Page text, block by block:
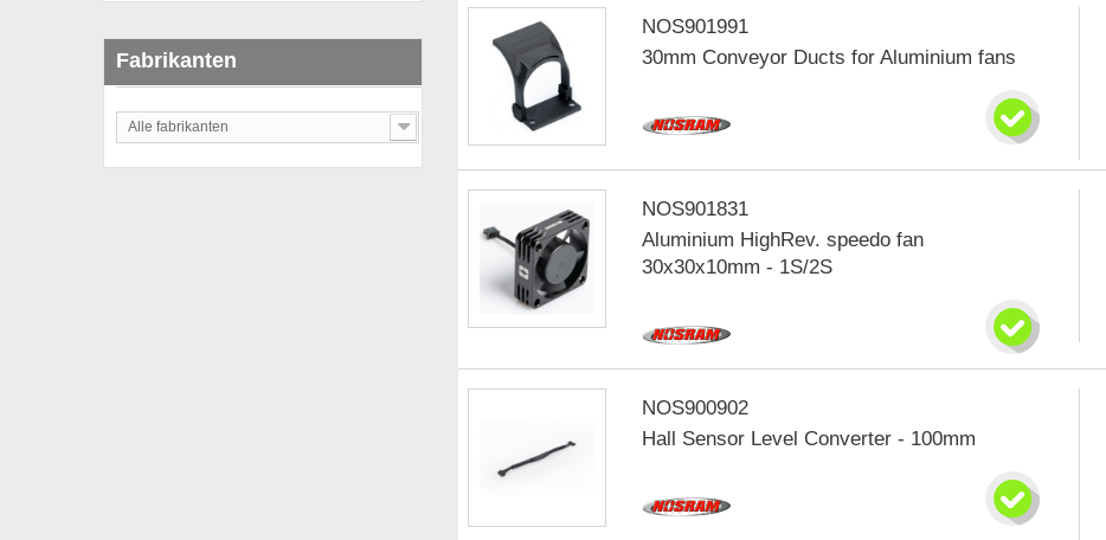
Fabrikanten
Alle fabrikanten
NOS901991
30mm Conveyor Ducts for Aluminium fans
NOS901831
Aluminium HighRev. speedo fan
30x30x10mm - 1S/2S
NOS900902
Hall Sensor Level Converter - 100mm